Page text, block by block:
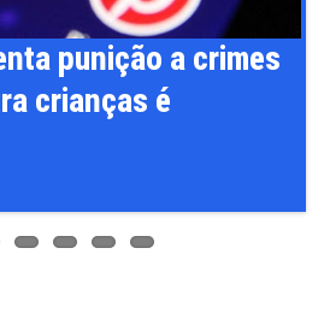
punição a crimes
crianças é